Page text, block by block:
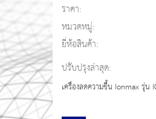
ราคา:
หมวดหมู่:
ยี่ห้อสินค้า:
ปรับปรุงล่าสุด:
เครื่องลดความชื้น Ionmax รุ่